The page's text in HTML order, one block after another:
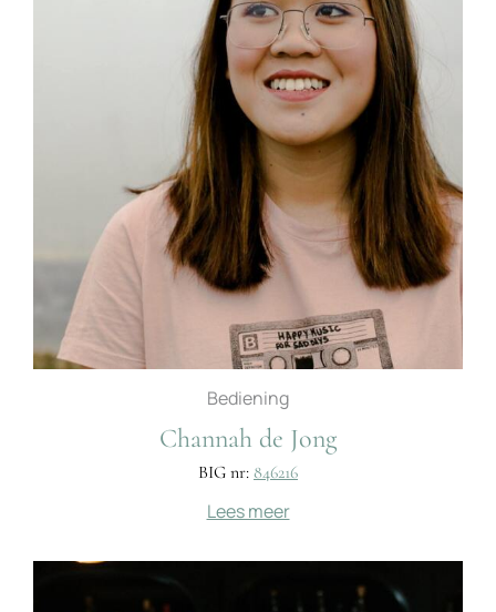
Bediening
Channah de Jong
BIG nr: 846216
Lees meer